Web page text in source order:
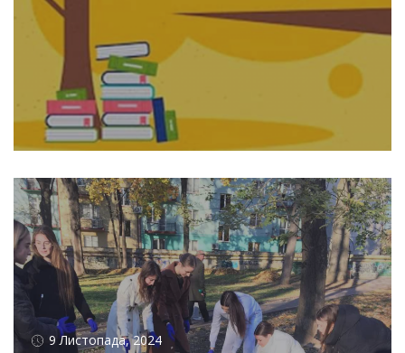
9 Листопада, 2024